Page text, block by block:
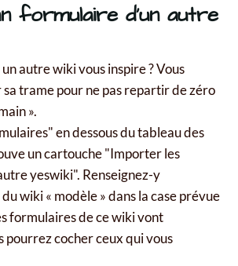
formulaire d'un autre
autre wiki vous inspire ? Vous
trame pour ne pas repartir de zéro
».
en dessous du tableau des
un cartouche "Importer les
yeswiki". Renseignez-y
wiki « modèle » dans la case prévue
formulaires de ce wiki vont
pourrez cocher ceux qui vous